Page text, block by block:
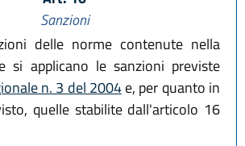
Sanzioni
delle norme contenute nella
si applicano le sanzioni previste
n. 3 del 2004e, per quanto in
quelle stabilite dall'articolo 16